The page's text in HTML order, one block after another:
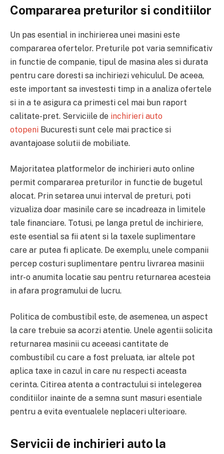
Compararea preturilor si conditiilor
Un pas esential in inchirierea unei masini este
compararea ofertelor. Preturile pot varia semnificativ
in functie de companie, tipul de masina ales si durata
pentru care doresti sa inchiriezi vehiculul. De aceea,
este important sa investesti timp in a analiza ofertele
si in a te asigura ca primesti cel mai bun raport
calitate-pret. Serviciile de inchirieri auto
otopeni Bucuresti sunt cele mai practice si
avantajoase solutii de mobiliate.
Majoritatea platformelor de inchirieri auto online
permit compararea preturilor in functie de bugetul
alocat. Prin setarea unui interval de preturi, poti
vizualiza doar masinile care se incadreaza in limitele
tale financiare. Totusi, pe langa pretul de inchiriere,
este esential sa fii atent si la taxele suplimentare
care ar putea fi aplicate. De exemplu, unele companii
percep costuri suplimentare pentru livrarea masinii
intr-o anumita locatie sau pentru returnarea acesteia
in afara programului de lucru.
Politica de combustibil este, de asemenea, un aspect
la care trebuie sa acorzi atentie. Unele agentii solicita
returnarea masinii cu aceeasi cantitate de
combustibil cu care a fost preluata, iar altele pot
aplica taxe in cazul in care nu respecti aceasta
cerinta. Citirea atenta a contractului si intelegerea
conditiilor inainte de a semna sunt masuri esentiale
pentru a evita eventualele neplaceri ulterioare.
Servicii de inchirieri auto la